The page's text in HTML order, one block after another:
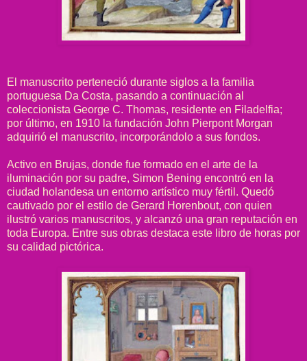
El manuscrito perteneció durante siglos a la familia
portuguesa Da Costa, pasando a continuación al
coleccionista George C. Thomas, residente en Filadelfia;
por último, en 1910 la fundación John Pierpont Morgan
adquirió el manuscrito, incorporándolo a sus fondos.
Activo en Brujas, donde fue formado en el arte de la
iluminación por su padre, Simon Bening encontró en la
ciudad holandesa un entorno artístico muy fértil. Quedó
cautivado por el estilo de Gerard Horenbout, con quien
ilustró varios manuscritos, y alcanzó una gran reputación en
toda Europa. Entre sus obras destaca este libro de horas por
su calidad pictórica.